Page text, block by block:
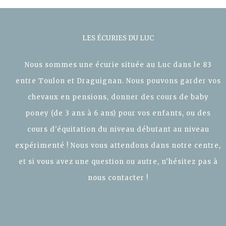
LES ÉCURIES DU LUC
Nous sommes une écurie située au Luc dans le 83
entre Toulon et Draguignan. Nous pouvons garder vos
chevaux en pensions, donner des cours de baby
poney (de 3 ans à 6 ans) pour vos enfants, ou des
cours d'équitation du niveau débutant au niveau
expérimenté ! Nous vous attendons dans notre centre,
et si vous avez une question ou autre, n'hésitez pas à
nous contacter !